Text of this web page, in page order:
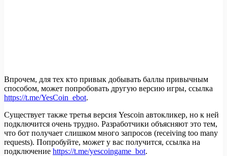
Впрочем, для тех кто привык добывать баллы привычным
способом, может попробовать другую версию игры, ссылка
https://t.me/YesCoin_ebot.
Существует также третья версия Yescoin автокликер, но к ней
подключится очень трудно. Разработчики объясняют это тем,
что бот получает слишком много запросов (receiving too many
requests). Попробуйте, может у вас получится, ссылка на
подключение https://t.me/yescoingame_bot.